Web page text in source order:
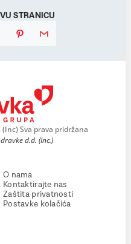
STRANICU
Sva prava pridržana
d.d. (Inc.)
O nama
Kontaktirajte nas
Zaštita privatnosti
Postavke kolačića